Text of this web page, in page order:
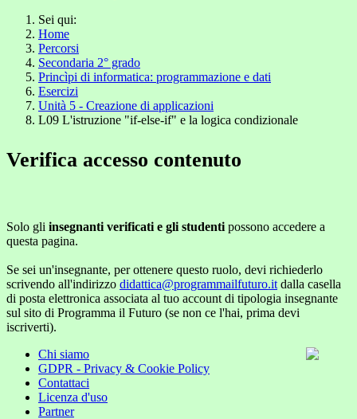
Sei qui:
Home
Percorsi
Secondaria 2° grado
Princìpi di informatica: programmazione e dati
Esercizi
Unità 5 - Creazione di applicazioni
L09 L'istruzione "if-else-if" e la logica condizionale
Verifica accesso contenuto
Solo gli insegnanti verificati e gli studenti possono accedere a
questa pagina.
Se sei un'insegnante, per ottenere questo ruolo, devi richiederlo
scrivendo all'indirizzo didattica@programmailfuturo.it dalla casella
di posta elettronica associata al tuo account di tipologia insegnante
sul sito di Programma il Futuro (se non ce l'hai, prima devi
iscriverti).
Chi siamo
GDPR - Privacy & Cookie Policy
Contattaci
Licenza d'uso
Partner